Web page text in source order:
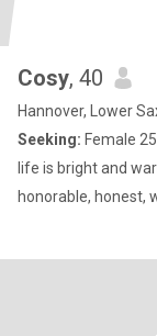
Cosy, 40
Hannover, Lower
Seeking: Female
life is bright and
honorable, honest,